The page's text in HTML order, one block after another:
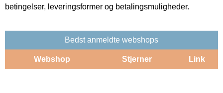
betingelser, leveringsformer og betalingsmuligheder.
Bedst anmeldte webshops
Webshop Stjerner Link